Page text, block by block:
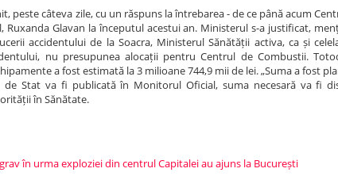
peste câteva zile, cu un răspuns la întrebarea - de ce până acum
Ruxanda Glavan la începutul acestui an. Ministerul s-a justificat,
accidentului de la Soacra, Ministerul Sănătății activa, ca și
nu presupunea alocații pentru Centrul de Combustii.
a fost estimată la 3 milioane 744,9 mii de lei. „Suma a fost
de Stat va fi publicată în Monitorul Oficial, suma necesară va fi
în Sănătate.
în urma exploziei din centrul Capitalei au ajuns la București